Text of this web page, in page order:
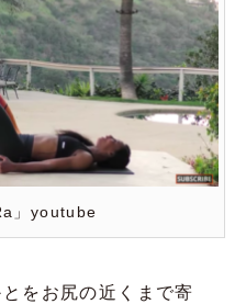
」youtube
をお尻の近くまで寄